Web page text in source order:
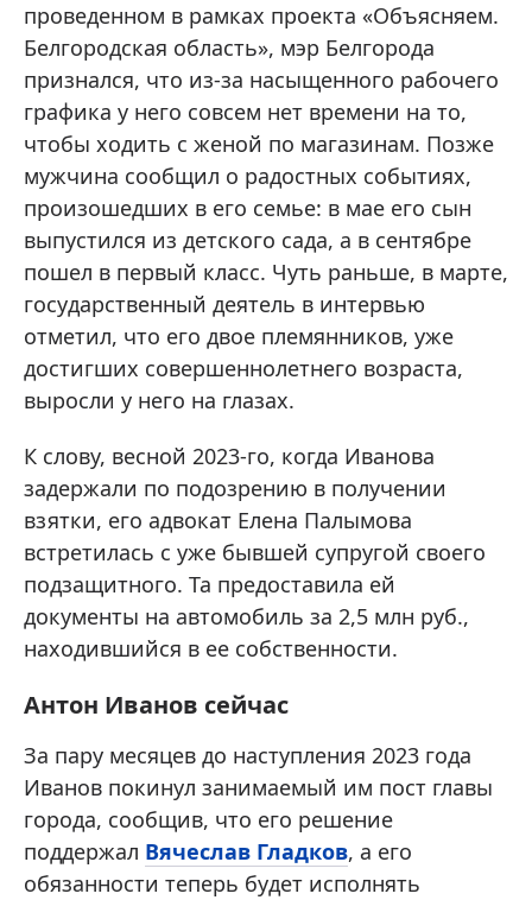
проведенном в рамках проекта «Объясняем.
Белгородская область», мэр Белгорода
признался, что из-за насыщенного рабочего
графика у него совсем нет времени на то,
чтобы ходить с женой по магазинам. Позже
мужчина сообщил о радостных событиях,
произошедших в его семье: в мае его сын
выпустился из детского сада, а в сентябре
пошел в первый класс. Чуть раньше, в марте,
государственный деятель в интервью
отметил, что его двое племянников, уже
достигших совершеннолетнего возраста,
выросли у него на глазах.
К слову, весной 2023-го, когда Иванова
задержали по подозрению в получении
взятки, его адвокат Елена Палымова
встретилась с уже бывшей супругой своего
подзащитного. Та предоставила ей
документы на автомобиль за 2,5 млн руб.,
находившийся в ее собственности.
Антон Иванов сейчас
За пару месяцев до наступления 2023 года
Иванов покинул занимаемый им пост главы
города, сообщив, что его решение
поддержал Вячеслав Гладков, а его
обязанности теперь будет исполнять